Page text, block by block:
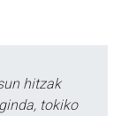
hitzak
tokiko